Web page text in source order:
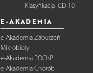
Klasyfikacja ICD-10
E-AKADEMIA
e-Akademia Zaburzeń
Mikrobioty
e-Akademia POChP
e-Akademia Chorób